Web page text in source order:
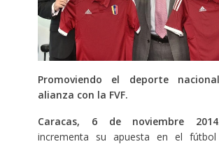
Promoviendo el deporte
alianza con la FVF.
Caracas, 6 de noviembre 2014
incrementa su apuesta en el